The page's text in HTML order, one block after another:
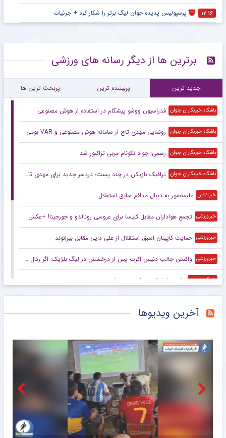
۱۲:۱۶ پرسپولیس پدیده جوان لیگ برتر را شکار کرد + جزئیات
برترین ها از دیگر رسانه های ورزشی
جدید ترین پربیننده ترین پربحث ترین ها
باشگاه خبرنگاران جوان فدراسیون ووشو پیشگام در استفاده از هوش مصنوعی
باشگاه خبرنگاران جوان رونمایی مهدی تاج از سامانه هوش مصنوعی و VAR بومی
باشگاه خبرنگاران جوان رسمی: جواد نکونام مربی تراکتور شد
باشگاه خبرنگاران جوان ترافیک بازیکن در چند پست؛ دردسر جدید برای مهدی تارتار
خبرانلاین علیمنصور به دنبال مدافع سابق استقلال
خبرورزشی تجمع هواداران مقابل کلیسا برای عروسی رونالدو و جورجینا! +عکس
خبرورزشی حمایت کاپیتان اسبق استقلال از علی دایی مقابل بیرانوند
خبرورزشی واکنش جالب دنیس اکرت پس از درخشش در لیگ بلژیک: اگر رئال مادرید پیشنهاد بدهد…!
خبرگزاری مهر داوری فوتبال زیر ذره‌بین هوش مصنوعی
خبرگزاری مهر نخستین جلسه مدیرعامل تراکتور با جواد نکونام برگزار شد
تمام دیدارهای فصل جدید لیگ فوتبال با VAR پوشش داده می‌شود
خبرورزشی پیشکسوت استقلال: رضاییان را باید حفظ می‌کردند/ استقلال شرایط خوبی دارد؛ فقط تکلیف مدیریت باید مشخص شود
ویدیو| شوکه شدن گزارشگر روس از پرتاب اوت منجنیق طور نادر محمدی/ پاس گل لژیونر
آخرین ویدیوها